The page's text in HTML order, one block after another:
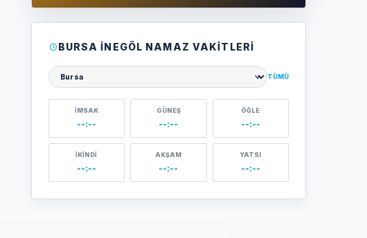
BURSA İNEGÖL NAMAZ VAKITLERI
Şehir seçin
TÜMÜ
İMSAK
--:--
GÜNEŞ
--:--
ÖĞLE
--:--
İKINDI
--:--
AKŞAM
--:--
YATSI
--:--